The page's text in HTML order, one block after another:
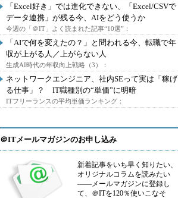
「Excel好き」では進化できない、「Excel/CSVで
データ連携」が残る今、AIをどう使うか
今週の「＠IT」よく読まれた記事“10選”：
「AIで何を変えたの？」と問われる今、転職で年
収が上がる人／上がらない人
生成AI時代の年収向上戦略（3）：
ネットワークエンジニア、社内SEって実は「稼げ
る仕事」？ IT職種別の“単価”に明暗
ITフリーランスの平均単価ランキング：
＠ITメールマガジンのお申し込み
新着記事をいち早く知りたい、
オリジナルコラムを読みたい
――メールマガジンに登録し
て、＠ITを120％使いこなそ